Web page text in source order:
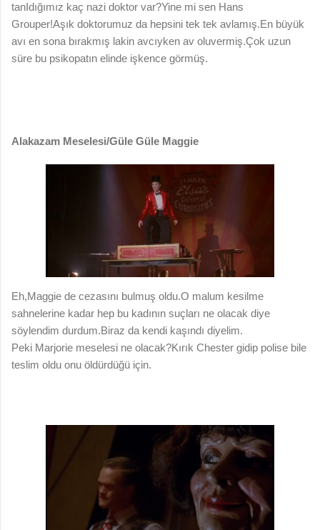
tanIdığımız kaç nazi doktor var?Yine mi sen Hans
Grouper!Aşık doktorumuz da hepsini tek tek avlamış.En büyük
avı en sona bırakmış lakin avcıyken av oluvermiş.Çok uzun
süre bu psikopatın elinde işkence görmüş.
Alakazam Meselesi/Güle Güle Maggie
Eh,Maggie de cezasını bulmuş oldu.O malum kesilme
sahnelerine kadar hep bu kadının suçları ne olacak diye
söylendim durdum.Biraz da kendi kaşındı diyelim.
Peki Marjorie meselesi ne olacak?Kırık Chester gidip polise bile
teslim oldu onu öldürdüğü için.